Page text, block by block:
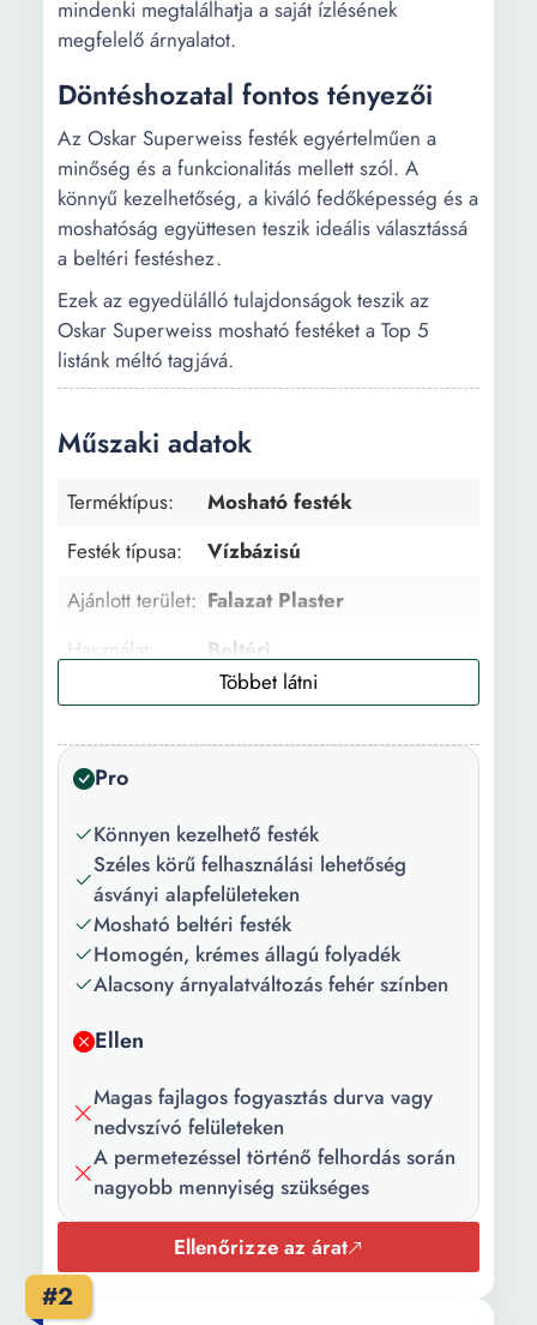
mindenki megtalálhatja a saját ízlésének
megfelelő árnyalatot.
Döntéshozatal fontos tényezői
Az Oskar Superweiss festék egyértelműen a
minőség és a funkcionalitás mellett szól. A
könnyű kezelhetőség, a kiváló fedőképesség és a
moshatóság együttesen teszik ideális választássá
a beltéri festéshez.
Ezek az egyedülálló tulajdonságok teszik az
Oskar Superweiss mosható festéket a Top 5
listánk méltó tagjává.
Műszaki adatok
Terméktípus:
Mosható festék
Festék típusa:
Vízbázisú
Ajánlott terület: Falazat Plaster
Használat:
Beltéri
Ajánlott
1
Előzetes
Felületkezelés
típusa:
Alapozás
Főbb
jellemzők:
Mosható
Árnyalat:
fehér
Mennyiség:
15 l
Ajánlott fedett
Szárítási idő:
Pro
Könnyen kezelhető festék
Széles körű felhasználási lehetőség
ásványi alapfelületeken
Mosható beltéri festék
Homogén, krémes állagú folyadék
Alacsony árnyalatváltozás fehér színben
Ellen
Magas fajlagos fogyasztás durva vagy
nedvszívó felületeken
A permetezéssel történő felhordás során
nagyobb mennyiség szükséges
Ellenőrizze az árat
#2